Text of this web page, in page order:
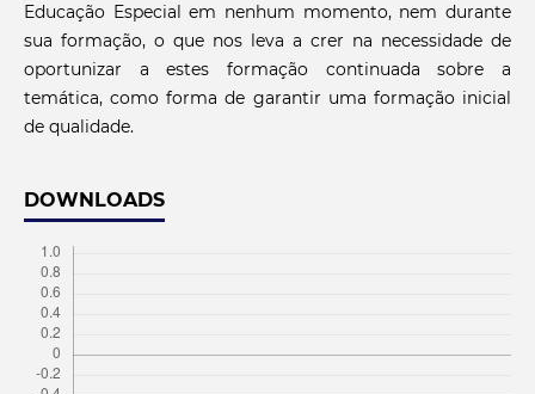
Educação Especial em nenhum momento, nem durante
sua formação, o que nos leva a crer na necessidade de
oportunizar a estes formação continuada sobre a
temática, como forma de garantir uma formação inicial
de qualidade.
DOWNLOADS